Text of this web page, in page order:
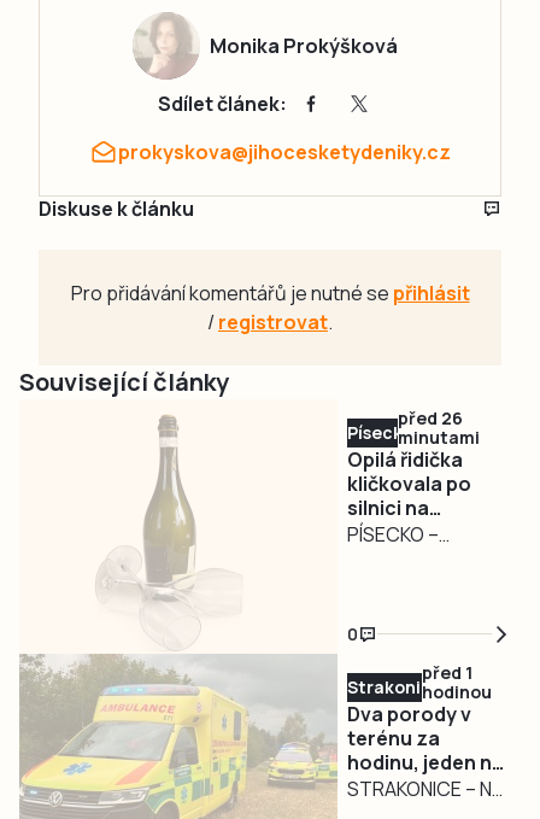
Monika Prokýšková
Sdílet článek:
prokyskova@jihocesketydeniky.cz
Diskuse k článku
Pro přidávání komentářů je nutné se přihlásit
/registrovat.
Související články
Písecko
před 26
minutami
Opilá řidička
kličkovala po
silnici na
Táborsku.
PÍSECKO –
automobil
zaměstnal ve
středu poledne
písecké policisty.
Řidiči jedoucí po
silnici I/29 ve
směru od Záhoří
0
Strakonicko
před 1
hodinou
Dva porody v
terénu za
hodinu, jeden na
čerpací stanici
STRAKONICE – Na